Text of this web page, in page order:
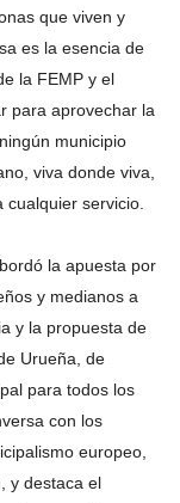
que viven y
es la esencia de
la FEMP y el
para aprovechar la
municipio
viva donde viva,
servicio.
la apuesta por
y medianos a
y la propuesta de
Urueña, de
para todos los
con los
europeo,
y destaca el